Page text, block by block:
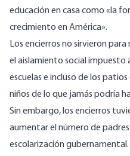
educación en casa como «la
crecimiento en América».
Los encierros no sirvieron
el aislamiento social impuesto
escuelas e incluso de los
niños de lo que jamás podría
Sin embargo, los encierros
aumentar el número de
escolarización gubernamental.